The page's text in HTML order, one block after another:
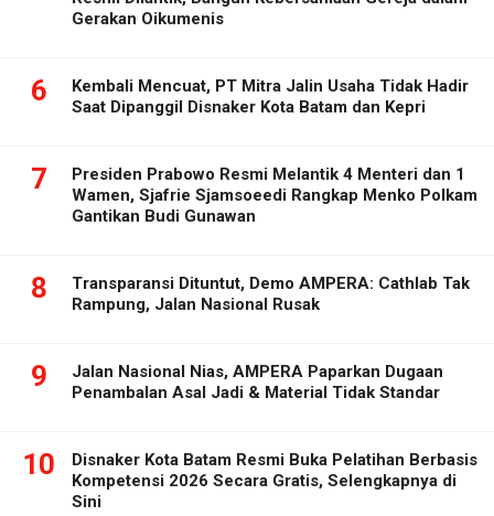
Gerakan Oikumenis
6
Kembali Mencuat, PT Mitra Jalin Usaha Tidak Hadir
Saat Dipanggil Disnaker Kota Batam dan Kepri
7
Presiden Prabowo Resmi Melantik 4 Menteri dan 1
Wamen, Sjafrie Sjamsoeedi Rangkap Menko Polkam
Gantikan Budi Gunawan
8
Transparansi Dituntut, Demo AMPERA: Cathlab Tak
Rampung, Jalan Nasional Rusak
9
Jalan Nasional Nias, AMPERA Paparkan Dugaan
Penambalan Asal Jadi & Material Tidak Standar
10
Disnaker Kota Batam Resmi Buka Pelatihan Berbasis
Kompetensi 2026 Secara Gratis, Selengkapnya di
Sini